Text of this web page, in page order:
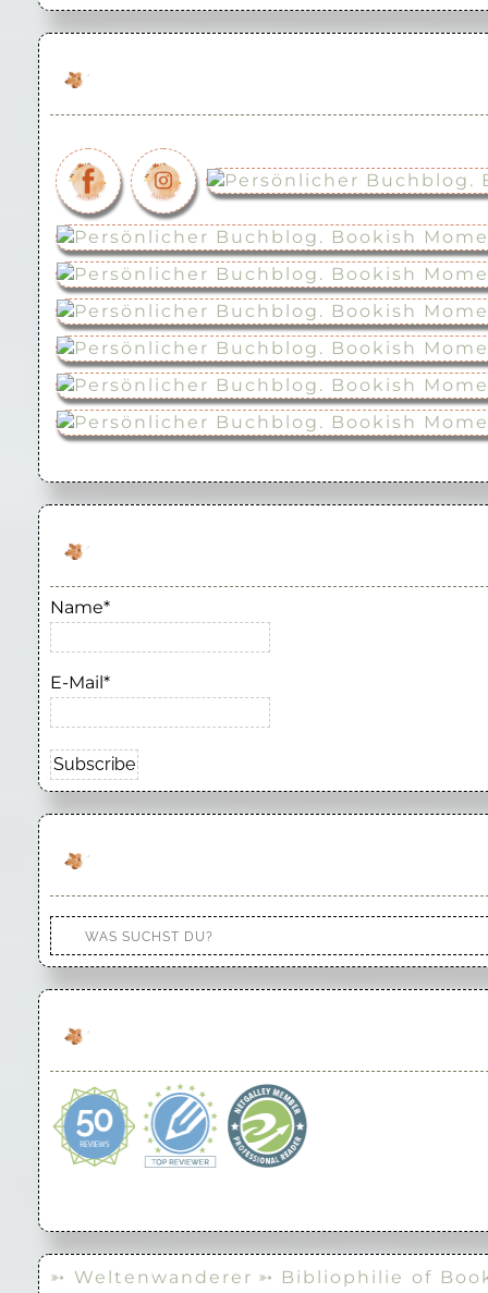
Name*
E-Mail*
➳ Weltenwanderer ➳ Bibliophilie of